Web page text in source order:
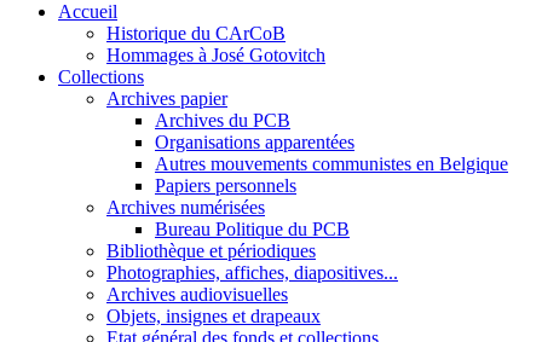
Accueil
Historique du CArCoB
Hommages à José Gotovitch
Collections
Archives papier
Archives du PCB
Organisations apparentées
Autres mouvements communistes en Belgique
Papiers personnels
Archives numérisées
Bureau Politique du PCB
Bibliothèque et périodiques
Photographies, affiches, diapositives...
Archives audiovisuelles
Objets, insignes et drapeaux
Etat général des fonds et collections